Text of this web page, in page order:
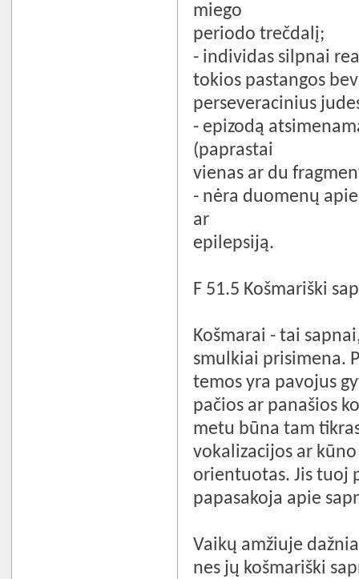
miego
periodo trečdalį;
- individas silpnai
tokios pastangos
perseveracinius
- epizodą
(paprastai
vienas ar du
- nėra duomenų
ar
epilepsiją.
F 51.5 Košmariški
Košmarai - tai
smulkiai prisimena.
temos yra pavojus
pačios ar panašios
metu būna tam
vokalizacijos ar
orientuotas. Jis tuoj
papasakoja apie
Vaikų amžiuje
nes jų košmariški